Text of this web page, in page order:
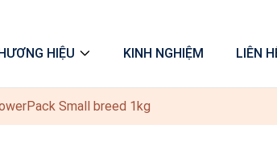
HIỆU KINH NGHIỆM LIÊN
Small breed 1kg